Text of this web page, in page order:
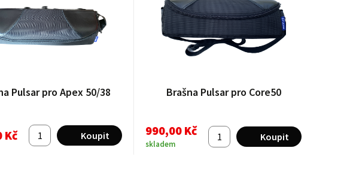
Pulsar pro Apex 50/38
Kč
Brašna Pulsar pro Core50
990,00 Kč
skladem